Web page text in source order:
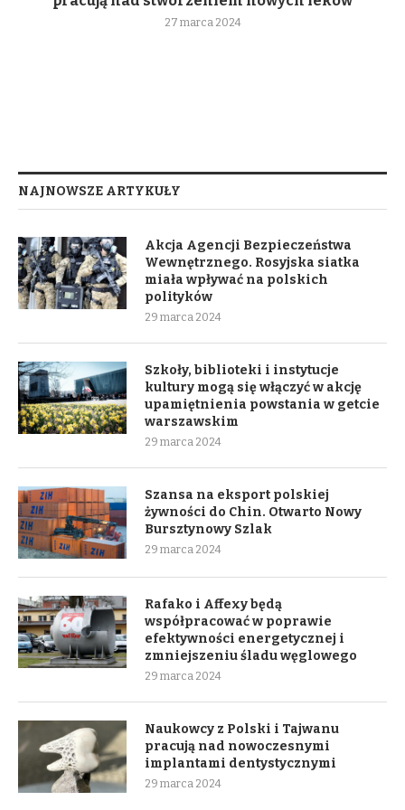
27 marca 2024
NAJNOWSZE ARTYKUŁY
Akcja Agencji Bezpieczeństwa
Wewnętrznego. Rosyjska siatka
miała wpływać na polskich
polityków
29 marca 2024
Szkoły, biblioteki i instytucje
kultury mogą się włączyć w akcję
upamiętnienia powstania w getcie
warszawskim
29 marca 2024
Szansa na eksport polskiej
żywności do Chin. Otwarto Nowy
Bursztynowy Szlak
29 marca 2024
Rafako i Affexy będą
współpracować w poprawie
efektywności energetycznej i
zmniejszeniu śladu węglowego
29 marca 2024
Naukowcy z Polski i Tajwanu
pracują nad nowoczesnymi
implantami dentystycznymi
29 marca 2024